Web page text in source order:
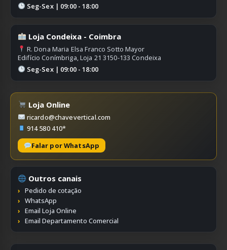
Seg-Sex | 09:00 - 18:00
Loja Condeixa - Coimbra
R. Dona Maria Elsa Franco Sotto Mayor
Edifício Conímbriga, Loja 21 3150-133 Condeixa
Seg-Sex | 09:00 - 18:00
Loja Online
ricardo@chavevertical.com
914 580 410*
Falar por WhatsApp
Outros canais
Pedido de cotação
WhatsApp
Email Loja Online
Email Departamento Comercial